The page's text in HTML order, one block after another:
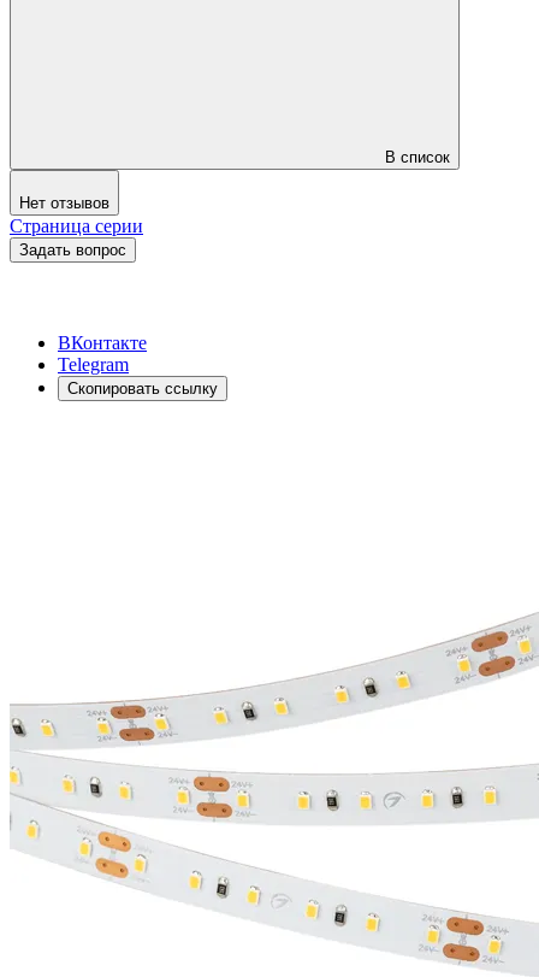
В список
Нет отзывов
Страница серии
Задать вопрос
ВКонтакте
Telegram
Скопировать ссылку